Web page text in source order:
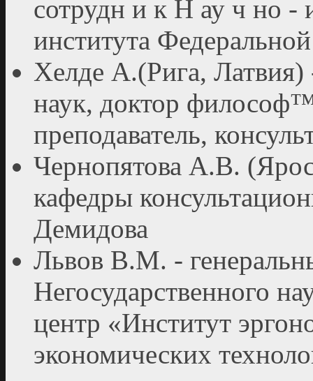
сотрудн и к Н ау ч но -
института
Хелде А.(Рига, Латвия)
наук, доктор
преподаватель,
Чернопятова А.В.
кафедры
Демидова
Львов В.М. -
Негосударственного
центр «Институт
экономических